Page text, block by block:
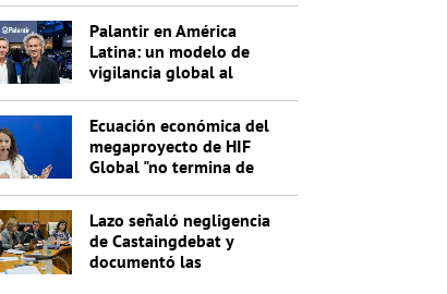
Palantir en América
Latina: un modelo de
vigilancia global al
Ecuación económica del
megaproyecto de HIF
Global "no termina de
Lazo señaló negligencia
de Castaingdebat y
documentó las